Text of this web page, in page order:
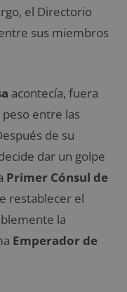
el Directorio
sus miembros
acontecía, fuera
entre las
de su
dar un golpe
Primer Cónsul de
restablecer el
la
Emperador de